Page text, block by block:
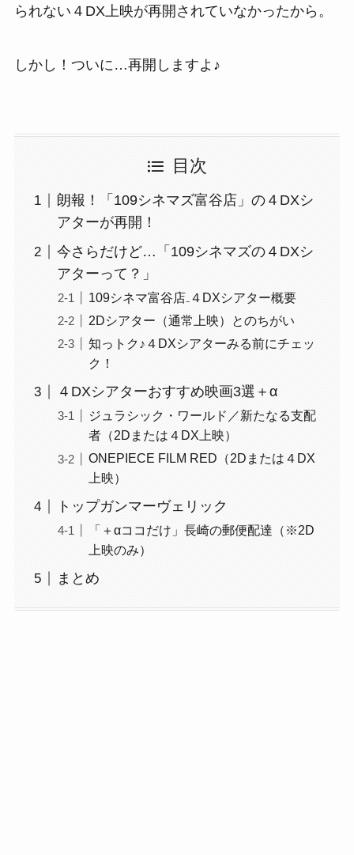
られない４DX上映が再開されていなかったから。
しかし！ついに…再開しますよ♪
目次
朗報！「109シネマズ富谷店」の４DXシ
アターが再開！
今さらだけど…「109シネマズの４DXシ
アターって？」
109シネマ富谷店₋４DXシアター概要
2Dシアター（通常上映）とのちがい
知っトク♪４DXシアターみる前にチェッ
ク！
４DXシアターおすすめ映画3選＋α
ジュラシック・ワールド／新たなる支配
者（2Dまたは４DX上映）
ONEPIECE FILM RED（2Dまたは４DX
上映）
トップガンマーヴェリック
「＋αココだけ」長崎の郵便配達（※2D
上映のみ）
まとめ